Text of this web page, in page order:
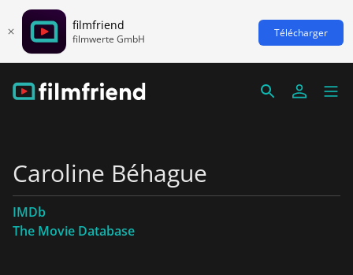
filmfriend
filmwerte GmbH Télécharger
Caroline Béhague
IMDb
The Movie Database